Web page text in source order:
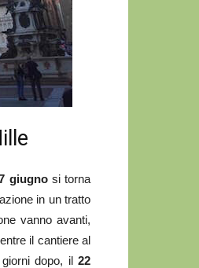
giugno si torna
in un tratto
vanno avanti,
il cantiere al
dopo, il 22